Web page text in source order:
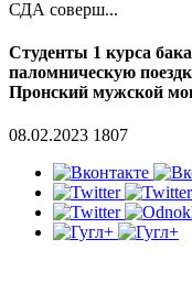
СДА соверш...
Студенты 1 курса
паломническую
Пронский мужской
08.02.2023 1807